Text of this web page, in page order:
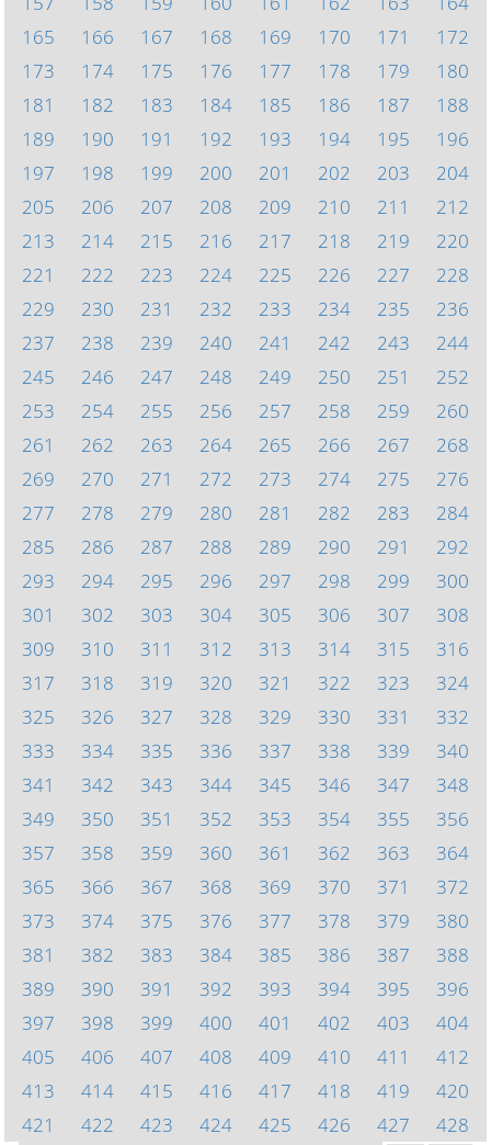
165
166 167 168 169 170 171
172
173
174 175 176 177 178 179
180
181
182 183 184 185 186 187
188
189
190 191 192 193 194 195
196
197
198 199 200 201 202 203
204
205
206 207 208 209 210 211
212
213
214 215 216 217 218 219
220
221
222 223 224 225 226 227
228
229
230 231 232 233 234 235
236
237
238 239 240 241 242 243
244
245
246 247 248 249 250 251
252
253
254 255 256 257 258 259
260
261
262 263 264 265 266 267
268
269
270 271 272 273 274 275
276
277
278 279 280 281 282 283
284
285
286 287 288 289 290 291
292
293
294 295 296 297 298 299
300
301
302 303 304 305 306 307
308
309
310 311 312 313 314 315
316
317
318 319 320 321 322 323
324
325
326 327 328 329 330 331
332
333
334 335 336 337 338 339
340
341
342 343 344 345 346 347
348
349
350 351 352 353 354 355
356
357
358 359 360 361 362 363
364
365
366 367 368 369 370 371
372
373
374 375 376 377 378 379
380
381
382 383 384 385 386 387
388
389
390 391 392 393 394 395
396
397
398 399 400 401 402 403
404
405
406 407 408 409 410 411
412
413
414 415 416 417 418 419
420
421
422 423 424 425 426 427 428